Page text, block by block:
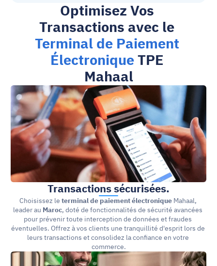
Optimisez Vos
Terminal de Paiement
Électronique TPE
Mahaal
Transactions sécurisées.
Choisissez le terminal de paiement électronique Mahaal,
leader au Maroc, doté de fonctionnalités de sécurité avancées
pour prévenir toute interception de données et fraudes
éventuelles. Offrez à vos clients une tranquillité d'esprit lors de
leurs transactions et consolidez la confiance en votre
commerce.